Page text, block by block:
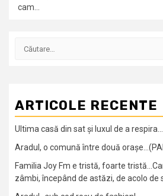
cam...
ARTICOLE RECENTE
Ultima casă din sat și luxul de a respira…
Aradul, o comună între două
Familia Joy Fm e tristă, foarte
zâmbi, începând de astăzi, de acolo de